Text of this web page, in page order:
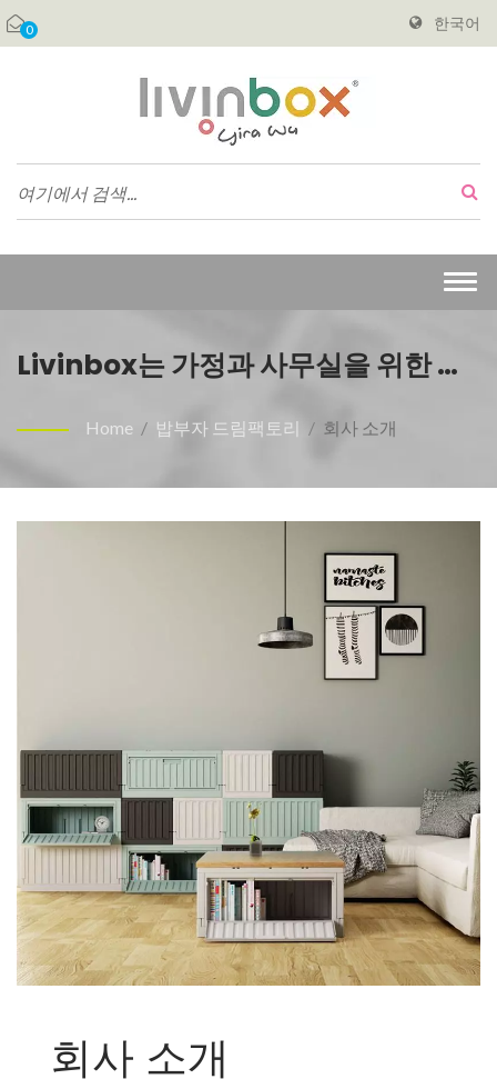
0 한국어
Livinbox는 가정과 사무실을 위한 플
는 내구성 있는 플라스틱 저장 -
Home / 밥부자 드림팩토리 / 회사 소개
회사 소개